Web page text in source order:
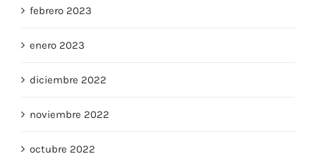
febrero 2023
enero 2023
diciembre 2022
noviembre 2022
octubre 2022